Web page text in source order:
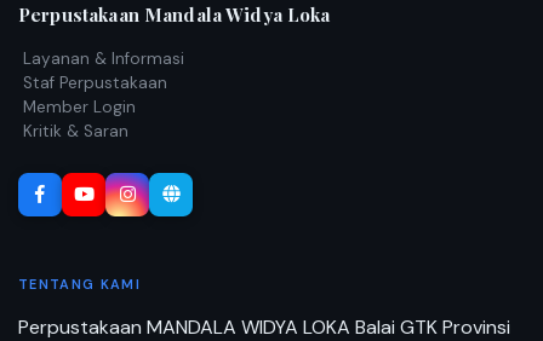
Perpustakaan Mandala Widya Loka
Layanan & Informasi
Staf Perpustakaan
Member Login
Kritik & Saran
TENTANG KAMI
Perpustakaan MANDALA WIDYA LOKA Balai GTK Provinsi